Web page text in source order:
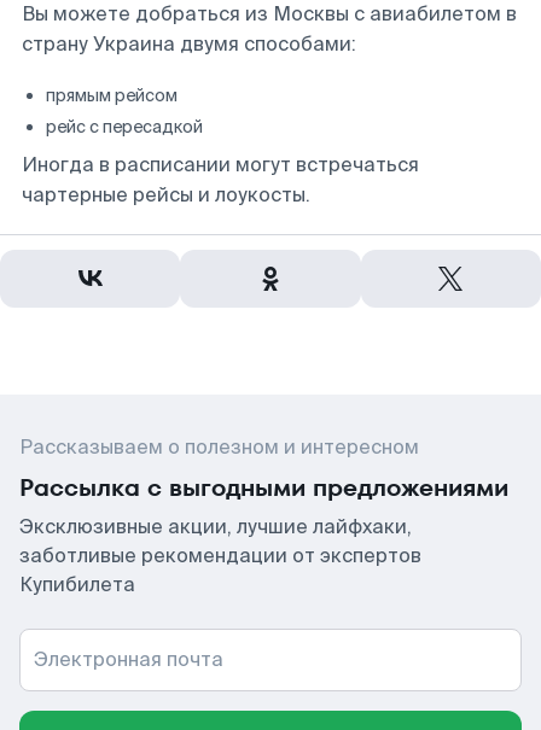
Вы можете добраться из Москвы с авиабилетом в
страну Украина двумя способами:
прямым рейсом
рейс с пересадкой
Иногда в расписании могут встречаться
чартерные рейсы и лоукосты.
Рассказываем о полезном и интересном
Рассылка с выгодными предложениями
Эксклюзивные акции, лучшие лайфхаки,
заботливые рекомендации от экспертов
Купибилета
Электронная почта